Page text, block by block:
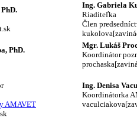
Ing. Gabriela
Riaditeľka
Člen
PhD.
Mgr. Lukáš
Koordinátor
AMAVET
Ing. Denisa
Koordinátorka